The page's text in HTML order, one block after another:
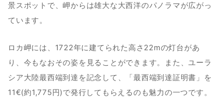
景スポットで、岬からは雄大な大西洋のパノラマが広がっ
ています。
ロカ岬には、1722年に建てられた高さ22mの灯台があ
り、今もなおその姿を見ることができます。また、ユーラ
シア大陸最西端到達を記念して、「最西端到達証明書」を
11€(約1,775円)で発行してもらえるのも魅力の一つです。